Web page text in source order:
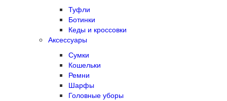
Туфли
Ботинки
Кеды и кроссовки
Аксессуары
Сумки
Кошельки
Ремни
Шарфы
Головные уборы